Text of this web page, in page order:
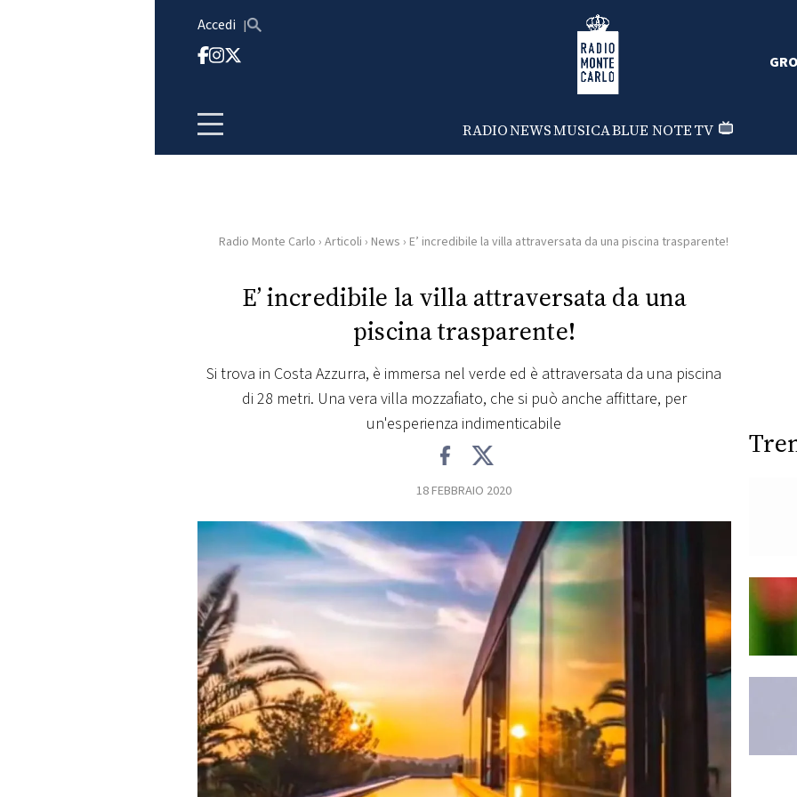
Accedi Radio Monte Carlo
RADIONEWSMUSICABLUE NOTETV
HOME
RADIO
FOTO
CONCORSI
EVENTI
VIDEO
TV
PRINCIPATO
Radio Monte Carlo › Articoli › News › E’ incredibile la villa attraversata da una piscina trasparente!
E’ incredibile la villa attraversata da una
piscina trasparente!
Si trova in Costa Azzurra, è immersa nel verde ed è attraversata da una piscina
di 28 metri. Una vera villa mozzafiato, che si può anche affittare, per
un'esperienza indimenticabile
18 FEBBRAIO 2020